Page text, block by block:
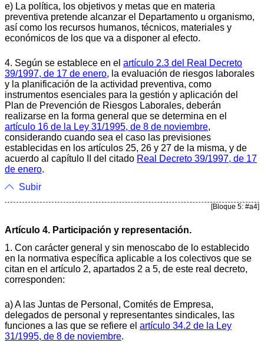
e) La política, los objetivos y metas que en materia
preventiva pretende alcanzar el Departamento u organismo,
así como los recursos humanos, técnicos, materiales y
económicos de los que va a disponer al efecto.
4. Según se establece en el artículo 2.3 del Real Decreto
39/1997, de 17 de enero, la evaluación de riesgos laborales
y la planificación de la actividad preventiva, como
instrumentos esenciales para la gestión y aplicación del
Plan de Prevención de Riesgos Laborales, deberán
realizarse en la forma general que se determina en el
artículo 16 de la Ley 31/1995, de 8 de noviembre,
considerando cuando sea el caso las previsiones
establecidas en los artículos 25, 26 y 27 de la misma, y de
acuerdo al capítulo II del citado Real Decreto 39/1997, de 17
de enero.
Subir
[Bloque 5: #a4]
Artículo 4. Participación y representación.
1. Con carácter general y sin menoscabo de lo establecido
en la normativa específica aplicable a los colectivos que se
citan en el artículo 2, apartados 2 a 5, de este real decreto,
corresponden:
a) A las Juntas de Personal, Comités de Empresa,
delegados de personal y representantes sindicales, las
funciones a las que se refiere el artículo 34.2 de la Ley
31/1995, de 8 de noviembre.